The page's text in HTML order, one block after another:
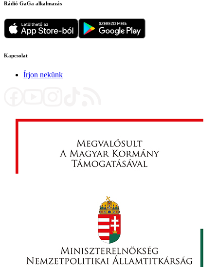
Rádió GaGa alkalmazás
Kapcsolat
Írjon nekünk